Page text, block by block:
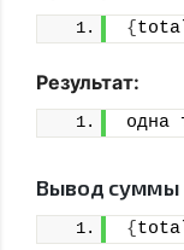
{
Результат:
одна
Вывод суммы
{